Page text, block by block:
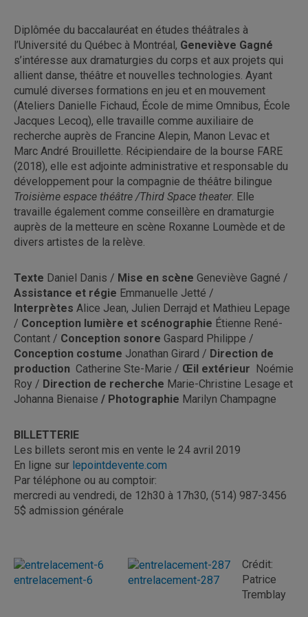
Diplômée du baccalauréat en études théâtrales à
l’Université du Québec à Montréal, Geneviève Gagné
s’intéresse aux dramaturgies du corps et aux projets qui
allient danse, théâtre et nouvelles technologies. Ayant
cumulé diverses formations en jeu et en mouvement
(Ateliers Danielle Fichaud, École de mime Omnibus, École
Jacques Lecoq), elle travaille comme auxiliaire de
recherche auprès de Francine Alepin, Manon Levac et
Marc André Brouillette. Récipiendaire de la bourse FARE
(2018), elle est adjointe administrative et responsable du
développement pour la compagnie de théâtre bilingue
Troisième espace théâtre /Third Space theater. Elle
travaille également comme conseillère en dramaturgie
auprès de la metteure en scène Roxanne Loumède et de
divers artistes de la relève.
Texte Daniel Danis / Mise en scène Geneviève Gagné /
Assistance et régie Emmanuelle Jetté /
Interprètes Alice Jean, Julien Derrajd et Mathieu Lepage
/ Conception lumière et scénographie Étienne René-
Contant / Conception sonore Gaspard Philippe /
Conception costume Jonathan Girard / Direction de
production Catherine Ste-Marie / Œil extérieur Noémie
Roy / Direction de recherche Marie-Christine Lesage et
Johanna Bienaise / Photographie Marilyn Champagne
BILLETTERIE
Les billets seront mis en vente le 24 avril 2019
En ligne sur lepointdevente.com
Par téléphone ou au comptoir:
mercredi au vendredi, de 12h30 à 17h30, (514) 987-3456
5$ admission générale
entrelacement-6 entrelacement-287
Crédit:
Patrice
Tremblay